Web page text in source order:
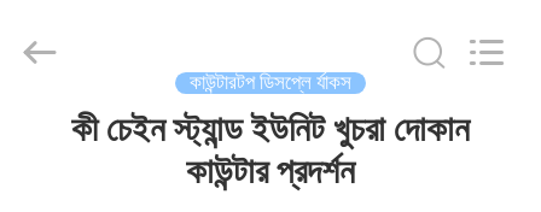
Copyright
fsgiantmay.com.
কাউন্টারটপ ডিসপ্লে র্যাকস
কী চেইন স্ট্যান্ড ইউনিট খুচরা দোকান
কাউন্টার প্রদর্শন